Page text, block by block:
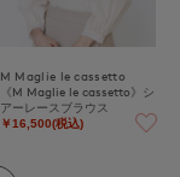
M Maglie le cassetto
《M Maglie le cassetto》シ
アーレースブラウス
￥16,500(税込)